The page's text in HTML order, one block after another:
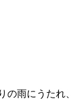
の雨にうたれ、